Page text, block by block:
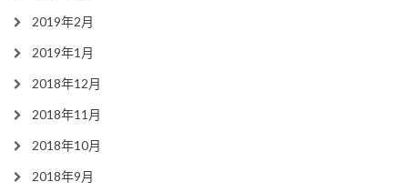
2019年2月
2019年1月
2018年12月
2018年11月
2018年10月
2018年9月